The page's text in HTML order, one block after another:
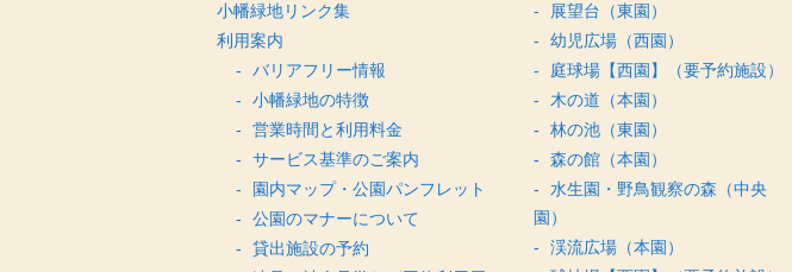
小幡緑地リンク集
利用案内
バリアフリー情報
小幡緑地の特徴
営業時間と利用料金
サービス基準のご案内
園内マップ・公園パンフレット
公園のマナーについて
貸出施設の予約
展望台（東園）
幼児広場（西園）
庭球場【西園】（要予約施設）
木の道（本園）
林の池（東園）
森の館（本園）
水生園・野鳥観察の森（中央
園）
渓流広場（本園）